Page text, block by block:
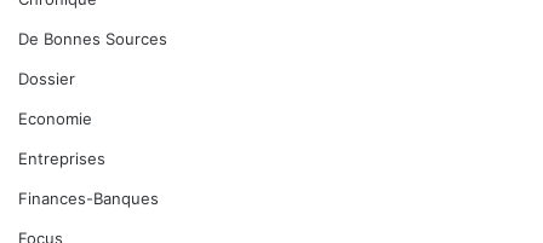
De Bonnes Sources
Dossier
Economie
Entreprises
Finances-Banques
Focus